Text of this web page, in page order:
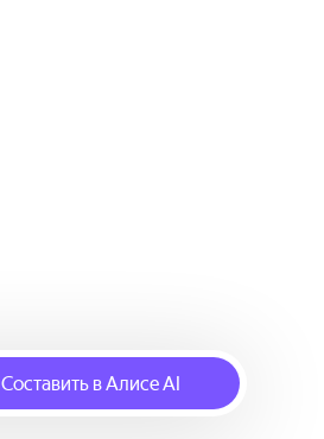
Составить в Алисе AI